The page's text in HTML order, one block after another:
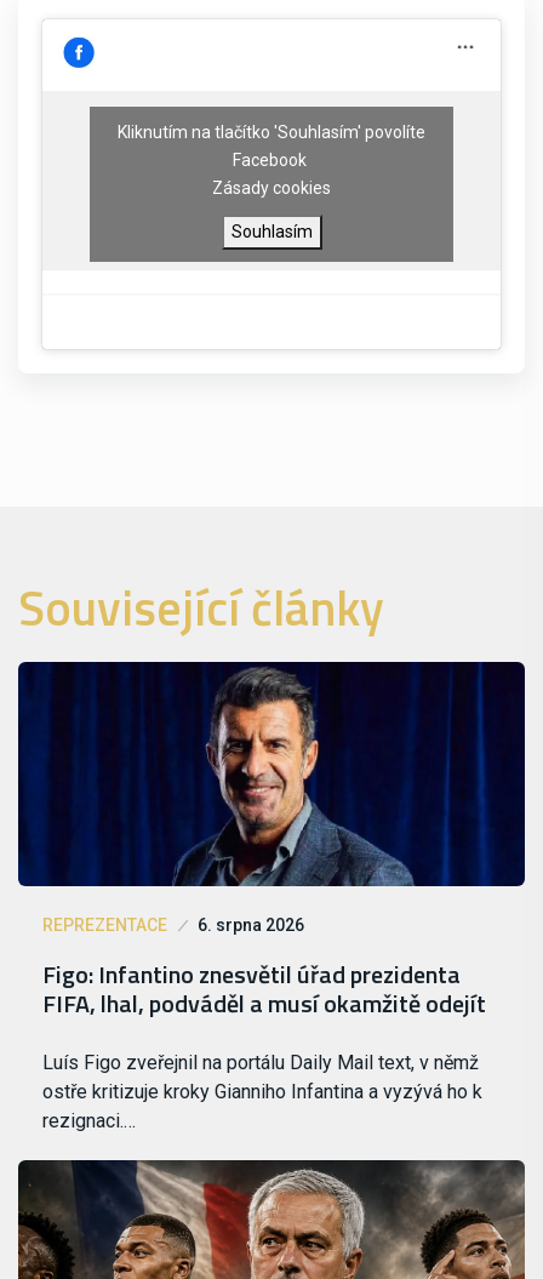
Kliknutím na tlačítko 'Souhlasím' povolíte
Facebook
Zásady cookies
Souhlasím
Související články
REPREZENTACE 6. srpna 2026
Figo: Infantino znesvětil úřad prezidenta
FIFA, lhal, podváděl a musí okamžitě odejít
Luís Figo zveřejnil na portálu Daily Mail text, v němž
ostře kritizuje kroky Gianniho Infantina a vyzývá ho k
rezignaci.…